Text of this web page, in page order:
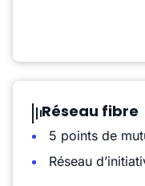
Réseau fibre
5 points de
Réseau